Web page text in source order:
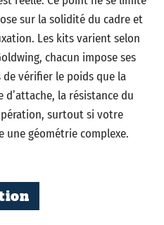
sur la solidité du cadre et
Les kits varient selon
chacun impose ses
vérifier le poids que la
la résistance du
surtout si votre
une géométrie complexe.